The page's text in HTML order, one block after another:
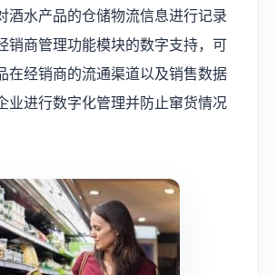
酒水产品的仓储物流信息进行记录
销商管理功能模块的数字支持，可
在经销商的流通渠道以及销售数据
业进行数字化管理并防止窜货情况